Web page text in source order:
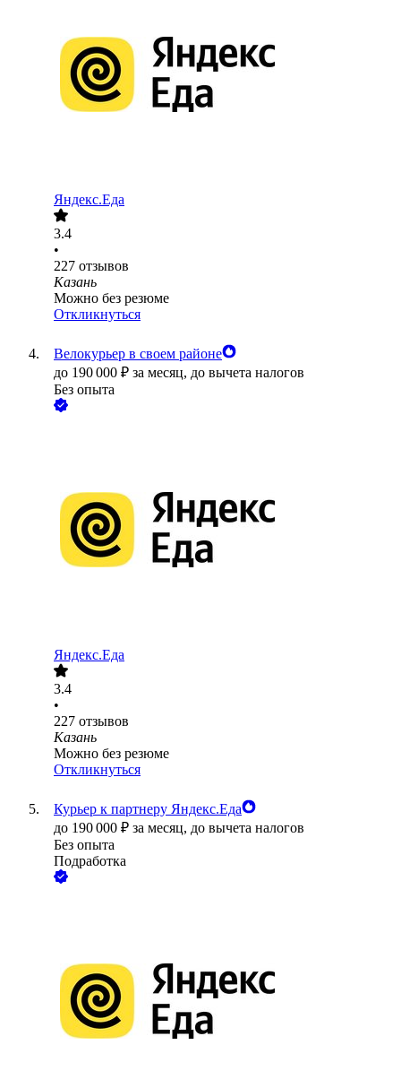
Яндекс.Еда
3.4
•
227 отзывов
Казань
Можно без резюме
Откликнуться
Велокурьер в своем районе
до 190 000 ₽ за месяц, до вычета налогов
Без опыта
Яндекс.Еда
3.4
•
227 отзывов
Казань
Можно без резюме
Откликнуться
Курьер к партнеру Яндекс.Еда
до 190 000 ₽ за месяц, до вычета налогов
Без опыта
Подработка